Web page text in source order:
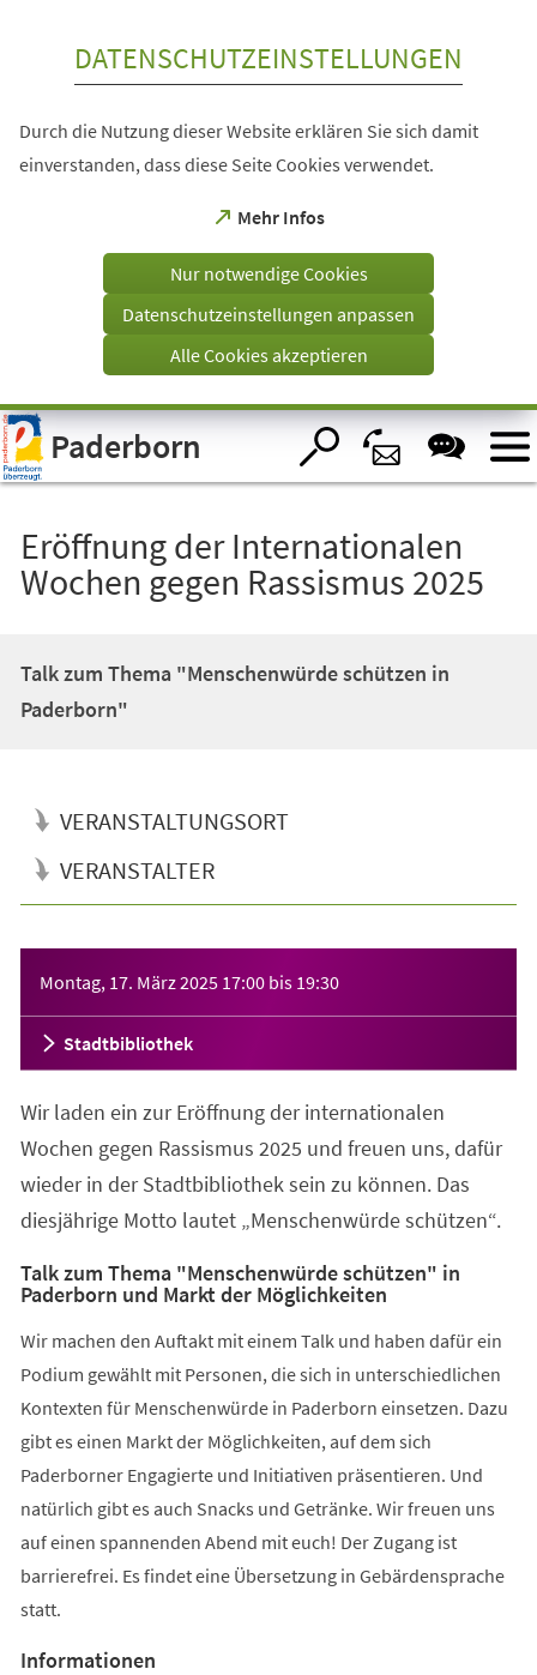
Visuelle
Assistenzsoftware
öffnen.
DATENSCHUTZEINSTELLUNGEN
Durch die Nutzung dieser Website erklären Sie sich damit
einverstanden, dass diese Seite Cookies verwendet.
Mehr Infos
(Öffnet
einem
Tab)
Nur notwendige Cookies
Datenschutzeinstellungen anpassen
Alle Cookies akzeptieren
Paderborn
Eröffnung der Internationalen
Wochen gegen Rassismus 2025
Talk zum Thema "Menschenwürde schützen in
Paderborn"
VERANSTALTUNGSORT
VERANSTALTER
Montag, 17. März 2025 17:00 bis 19:30
Stadtbibliothek
Wir laden ein zur Eröffnung der internationalen
Wochen gegen Rassismus 2025 und freuen uns, dafür
wieder in der Stadtbibliothek sein zu können. Das
diesjährige Motto lautet „Menschenwürde schützen“.
Talk zum Thema "Menschenwürde schützen" in
Paderborn und Markt der Möglichkeiten
Wir machen den Auftakt mit einem Talk und haben dafür ein
Podium gewählt mit Personen, die sich in unterschiedlichen
Kontexten für Menschenwürde in Paderborn einsetzen. Dazu
gibt es einen Markt der Möglichkeiten, auf dem sich
Paderborner Engagierte und Initiativen präsentieren. Und
natürlich gibt es auch Snacks und Getränke. Wir freuen uns
auf einen spannenden Abend mit euch! Der Zugang ist
barrierefrei. Es findet eine Übersetzung in Gebärdensprache
statt.
Informationen